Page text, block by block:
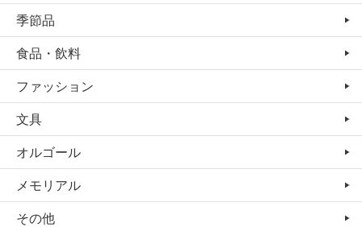
季節品
食品・飲料
ファッション
文具
オルゴール
メモリアル
その他